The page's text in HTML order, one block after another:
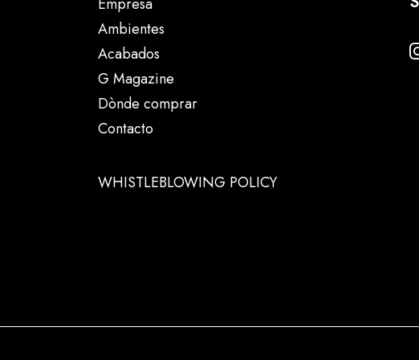
Ambientes
Acabados
G Magazine
Dònde comprar
Contacto
WHISTLEBLOWING POLICY